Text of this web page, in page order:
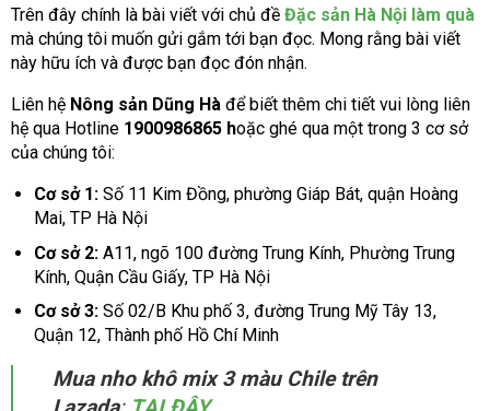
Trên đây chính là bài viết với chủ đề Đặc sản Hà Nội làm quà
mà chúng tôi muốn gửi gắm tới bạn đọc. Mong rằng bài viết
này hữu ích và được bạn đọc đón nhận.
Liên hệ Nông sản Dũng Hà để biết thêm chi tiết vui lòng liên
hệ qua Hotline 1900986865 hoặc ghé qua một trong 3 cơ sở
của chúng tôi:
Cơ sở 1:Số 11 Kim Đồng, phường Giáp Bát, quận Hoàng
Mai, TP Hà Nội
Cơ sở 2:A11, ngõ 100 đường Trung Kính, Phường Trung
Kính, Quận Cầu Giấy, TP Hà Nội
Cơ sở 3:Số 02/B Khu phố 3, đường Trung Mỹ Tây 13,
Quận 12, Thành phố Hồ Chí Minh
Mua nho khô mix 3 màu Chile trên